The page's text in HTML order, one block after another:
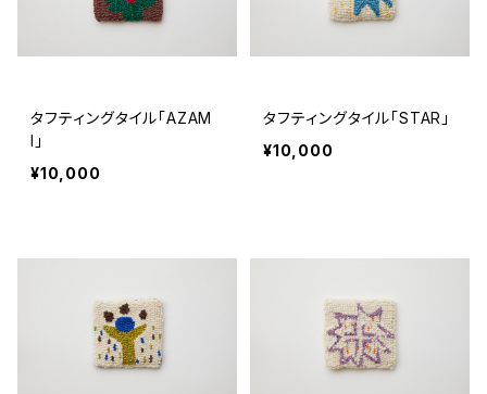
タフティングタイル「AZAM
I」
¥10,000
タフティングタイル「STAR」
¥10,000